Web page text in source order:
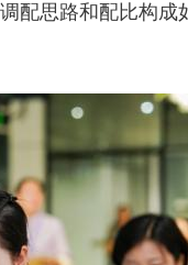
配思路和配比构成